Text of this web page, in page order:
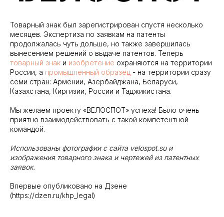
Товарный знак был зарегистрирован спустя несколько
месяцев. Экспертиза по заявкам на патенты
продолжалась чуть дольше, но также завершилась
вынесением решений о выдаче патентов. Теперь
товарный знак и изобретение охраняются на территории
России, а промышленный образец - на территории сразу
семи стран: Армении, Азербайджана, Беларуси,
Казахстана, Киргизии, России и Таджикистана.
Мы желаем проекту «ВЕЛОСПОТ» успеха! Было очень
приятно взаимодействовать с такой компетентной
командой.
Использованы фотографии с сайта velospot.su и
изображения товарного знака и чертежей из патентных
заявок.
Впервые опубликовано на Дзене
(https://dzen.ru/khp_legal)
Нужен надежный
совет по защите
собственности?